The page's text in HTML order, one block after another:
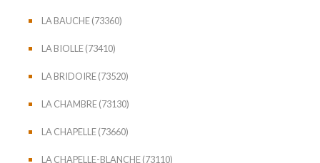
LA BAUCHE (73360)
LA BIOLLE (73410)
LA BRIDOIRE (73520)
LA CHAMBRE (73130)
LA CHAPELLE (73660)
LA CHAPELLE-BLANCHE (73110)